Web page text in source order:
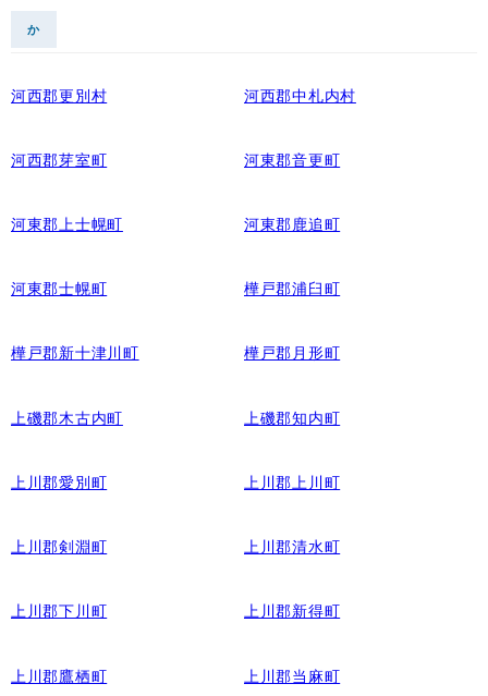
か
河西郡更別村 河西郡中札内村
河西郡芽室町 河東郡音更町
河東郡上士幌町 河東郡鹿追町
河東郡士幌町 樺戸郡浦臼町
樺戸郡新十津川町 樺戸郡月形町
上磯郡木古内町 上磯郡知内町
上川郡愛別町 上川郡上川町
上川郡剣淵町 上川郡清水町
上川郡下川町 上川郡新得町
上川郡鷹栖町 上川郡当麻町